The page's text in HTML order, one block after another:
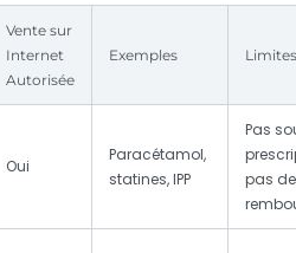
Vente sur
Internet
Autorisée
Exemples Limites
Oui
Paracétamol,
statines, IPP
Pas
pas de